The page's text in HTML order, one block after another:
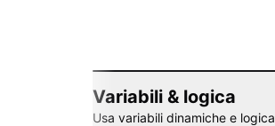
Variabili & logica
Usa variabili dinamiche e logica